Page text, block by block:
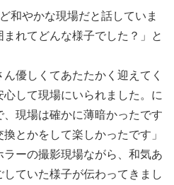
和やかな現場だと話していま
れてどんな様子でした？」と
ん優しくてあたたかく迎えてく
して現場にいられました。に
現場は確かに薄暗かったです
とかをして楽しかったです」
ーの撮影現場ながら、和気あ
ていた様子が伝わってきまし